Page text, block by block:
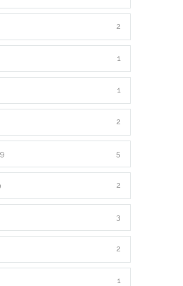
2
1
1
2
5
2
3
2
1